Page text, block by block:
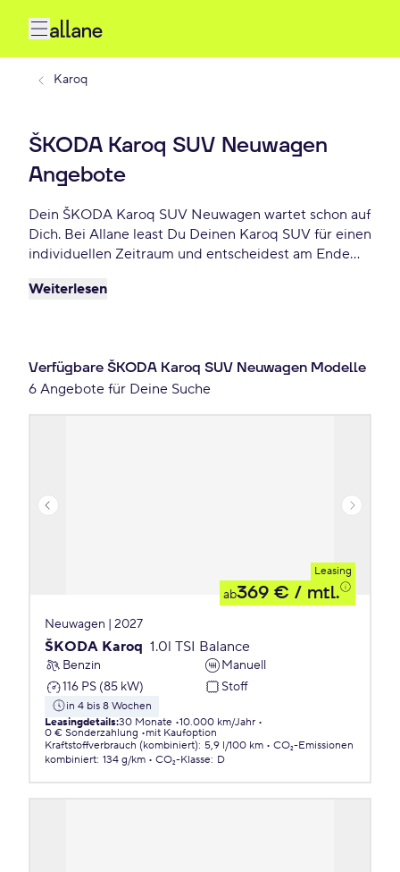
Karoq
ŠKODA Karoq SUV Neuwagen
Angebote
Dein ŠKODA Karoq SUV Neuwagen wartet schon auf
Dich. Bei Allane least Du Deinen Karoq SUV für einen
individuellen Zeitraum und entscheidest am Ende
oder zurückgeben willst. Finde das perfekte ŠKODA
Weiterlesen
Verfügbare ŠKODA Karoq SUV Neuwagen Modelle
6 Angebote für Deine Suche
Leasing
ab369 € / mtl.
Neuwagen | 2027
ŠKODA Karoq 1.0l TSI Balance
Benzin
Manuell
116 PS (85 kW)
Stoff
in 4 bis 8 Wochen
Leasingdetails:30 Monate 10.000 km/Jahr
0 € Sonderzahlung
mit Kaufoption
Kraftstoffverbrauch (kombiniert): 5,9 l/100 km
CO₂-Emissionen
kombiniert: 134 g/km CO₂-Klasse: D